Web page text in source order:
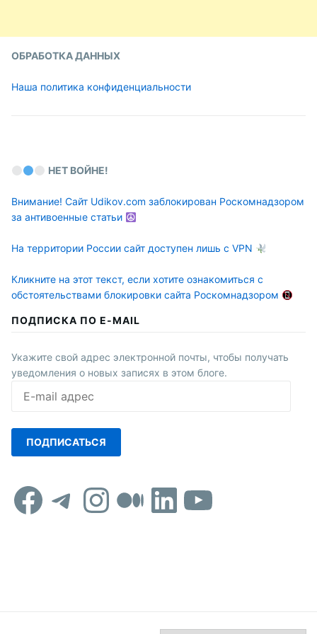
ОБРАБОТКА ДАННЫХ
Наша политика конфиденциальности
НЕТ ВОЙНЕ!
Внимание! Сайт Udikov.com заблокирован Роскомнадзором
за антивоенные статьи
На территории России сайт доступен лишь с VPN
Кликните на этот текст, если хотите ознакомиться с
обстоятельствами блокировки сайта Роскомнадзором
ПОДПИСКА ПО E-MAIL
Укажите свой адрес электронной почты, чтобы получать
уведомления о новых записях в этом блоге.
mail
ПОДПИСАТЬСЯ
Facebook
Telegram
Instagram
Средний
LinkedIn